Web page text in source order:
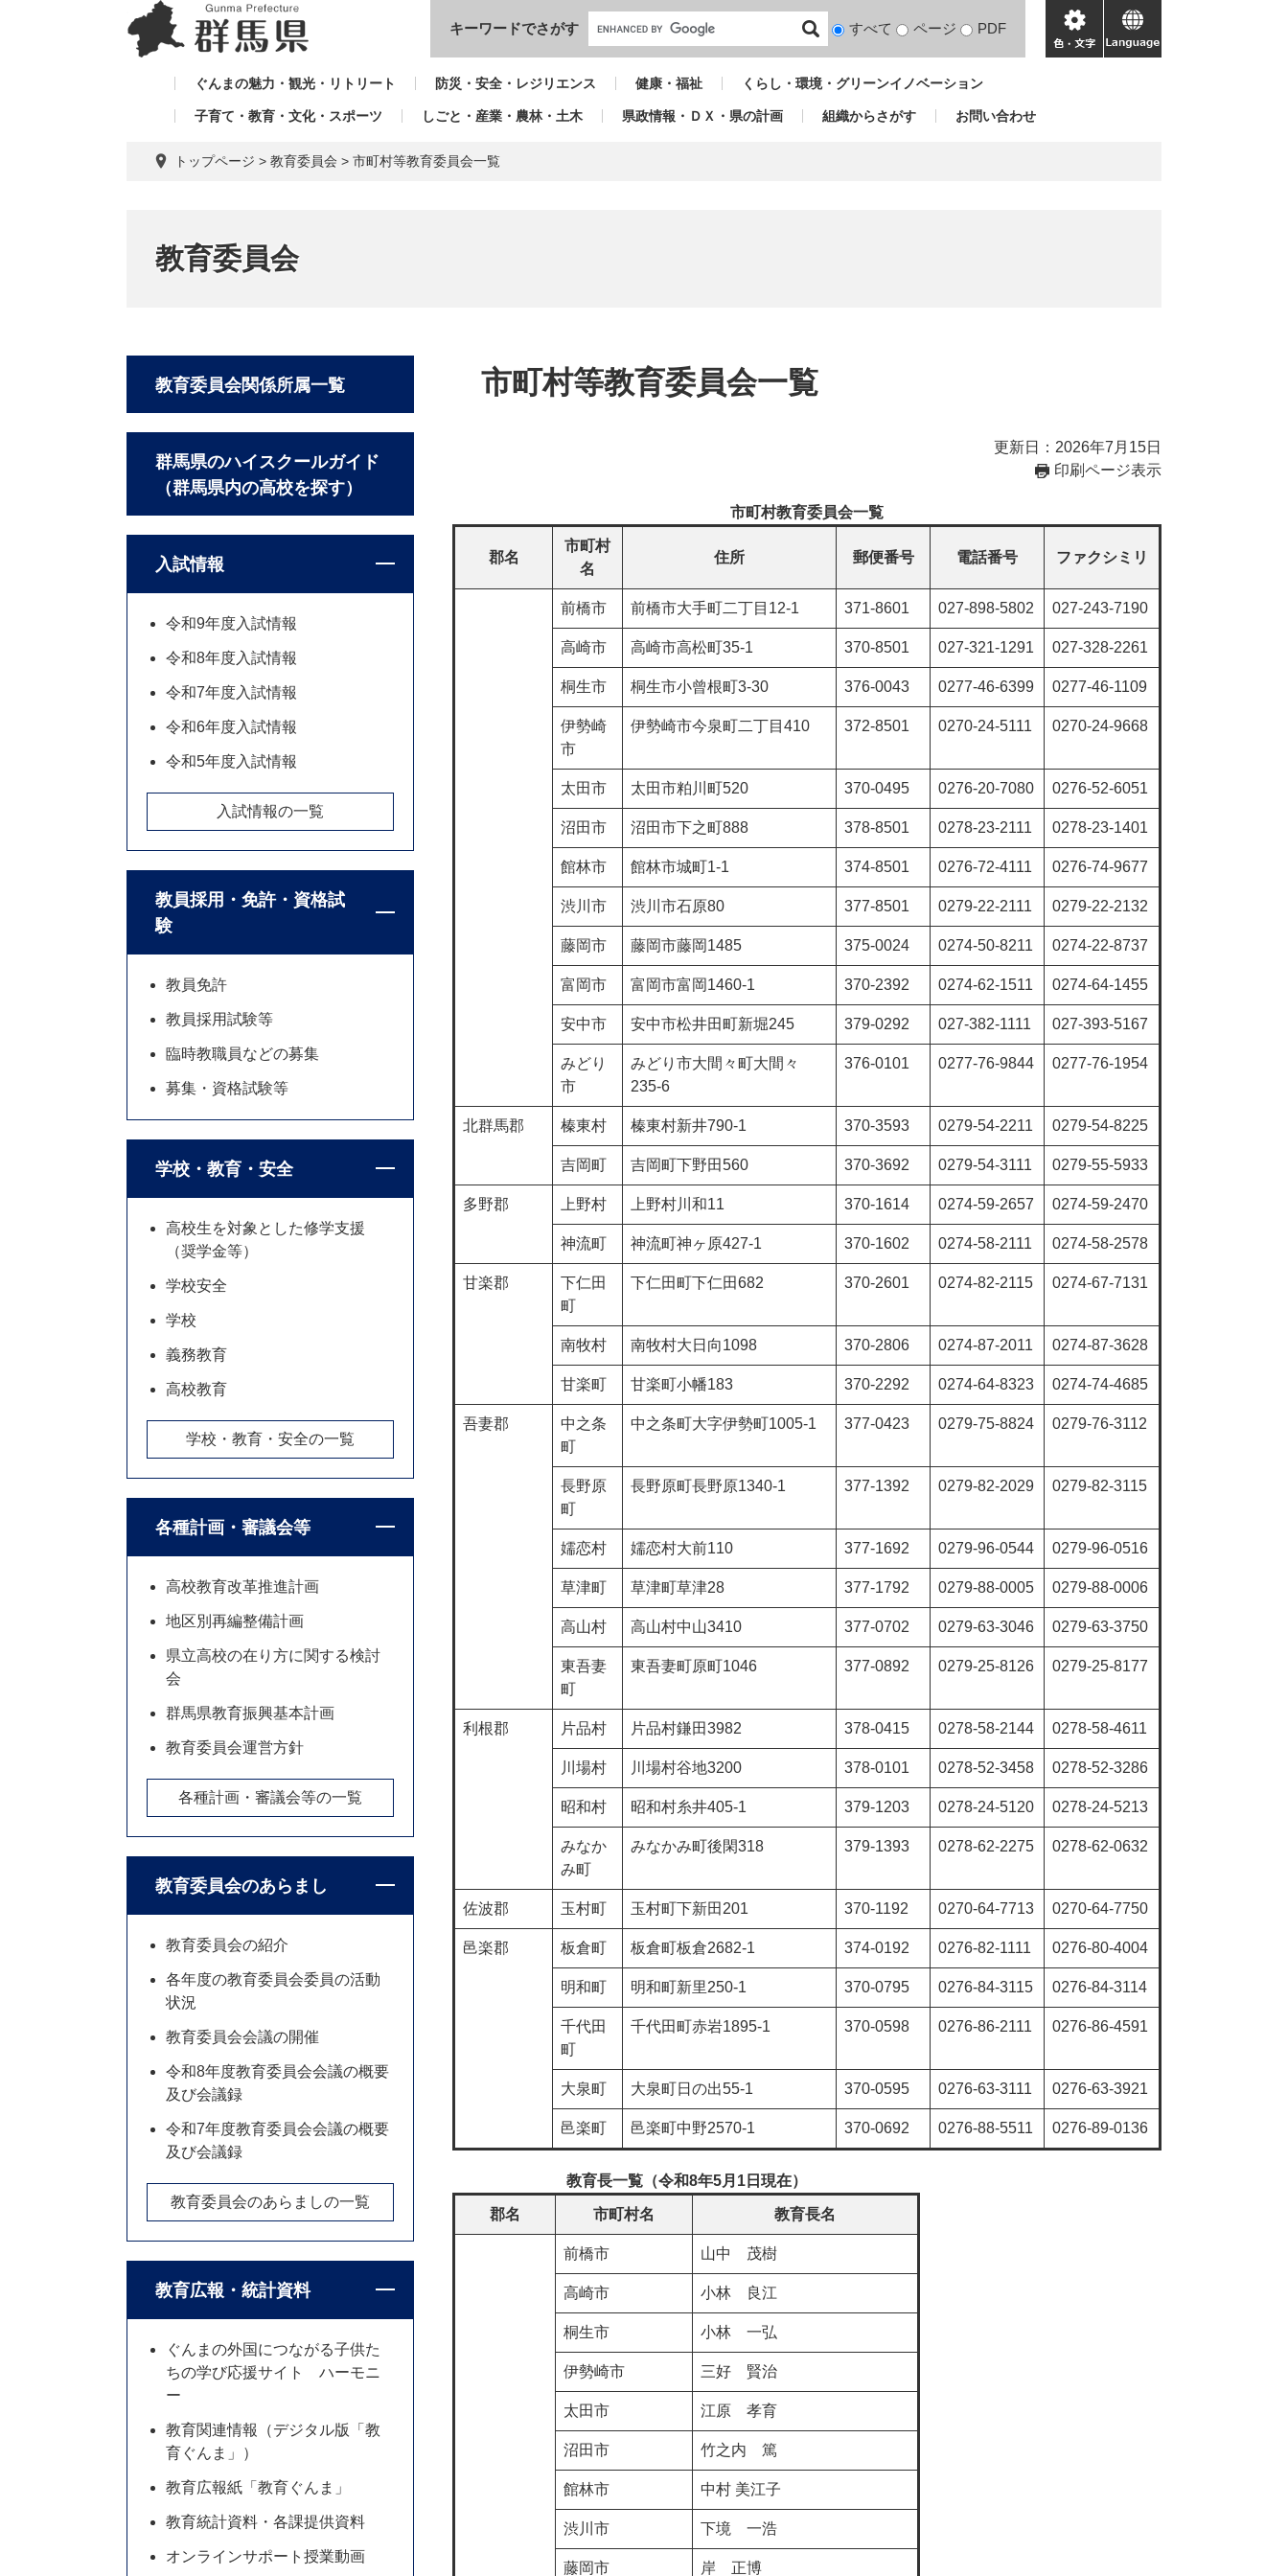
本文へ
キーワードでさがす
検
対
すべて ページ PDF
色・
文
language
ぐんまの魅力・観光・リトリート 防災・安全・レジリエンス 健康・福祉 くらし・環境・グリーンイノベーション
子育て・教育・文化・スポーツ しごと・産業・農林・土木 県政情報・ＤＸ・県の計画 組織からさがす お問い合わせ
トップページ > 教育委員会 > 市町村等教育委員会一覧
教育委員会
市町村等教育委員会一覧
更新日：2026年7月15日
印刷ページ表示
市町村教育委員会一覧
郡名
市町村
名
住所 郵便番号 電話番号 ファクシミリ
前橋市 前橋市大手町二丁目12-1 371-8601 027-898-5802 027-243-7190
高崎市 高崎市高松町35-1 370-8501 027-321-1291 027-328-2261
桐生市 桐生市小曾根町3-30 376-0043 0277-46-6399 0277-46-1109
伊勢崎
市
伊勢崎市今泉町二丁目410 372-8501 0270-24-5111 0270-24-9668
太田市 太田市粕川町520 370-0495 0276-20-7080 0276-52-6051
沼田市 沼田市下之町888 378-8501 0278-23-2111 0278-23-1401
館林市 館林市城町1-1 374-8501 0276-72-4111 0276-74-9677
渋川市 渋川市石原80 377-8501 0279-22-2111 0279-22-2132
藤岡市 藤岡市藤岡1485 375-0024 0274-50-8211 0274-22-8737
富岡市 富岡市富岡1460-1 370-2392 0274-62-1511 0274-64-1455
安中市 安中市松井田町新堀245 379-0292 027-382-1111 027-393-5167
みどり
市
みどり市大間々町大間々
235-6
376-0101 0277-76-9844 0277-76-1954
北群馬郡 榛東村 榛東村新井790-1 370-3593 0279-54-2211 0279-54-8225
吉岡町 吉岡町下野田560 370-3692 0279-54-3111 0279-55-5933
多野郡 上野村 上野村川和11 370-1614 0274-59-2657 0274-59-2470
神流町 神流町神ヶ原427-1 370-1602 0274-58-2111 0274-58-2578
甘楽郡
下仁田
町
下仁田町下仁田682 370-2601 0274-82-2115 0274-67-7131
南牧村 南牧村大日向1098 370-2806 0274-87-2011 0274-87-3628
甘楽町 甘楽町小幡183 370-2292 0274-64-8323 0274-74-4685
吾妻郡
中之条
町
中之条町大字伊勢町1005-1 377-0423 0279-75-8824 0279-76-3112
長野原
町
長野原町長野原1340-1 377-1392 0279-82-2029 0279-82-3115
嬬恋村 嬬恋村大前110 377-1692 0279-96-0544 0279-96-0516
草津町 草津町草津28 377-1792 0279-88-0005 0279-88-0006
高山村 高山村中山3410 377-0702 0279-63-3046 0279-63-3750
東吾妻
町
東吾妻町原町1046 377-0892 0279-25-8126 0279-25-8177
利根郡 片品村 片品村鎌田3982 378-0415 0278-58-2144 0278-58-4611
川場村 川場村谷地3200 378-0101 0278-52-3458 0278-52-3286
昭和村 昭和村糸井405-1 379-1203 0278-24-5120 0278-24-5213
みなか
み町
みなかみ町後閑318 379-1393 0278-62-2275 0278-62-0632
佐波郡 玉村町 玉村町下新田201 370-1192 0270-64-7713 0270-64-7750
邑楽郡 板倉町 板倉町板倉2682-1 374-0192 0276-82-1111 0276-80-4004
明和町 明和町新里250-1 370-0795 0276-84-3115 0276-84-3114
千代田
町
千代田町赤岩1895-1 370-0598 0276-86-2111 0276-86-4591
大泉町 大泉町日の出55-1 370-0595 0276-63-3111 0276-63-3921
邑楽町 邑楽町中野2570-1 370-0692 0276-88-5511 0276-89-0136
教育長一覧（令和8年5月1日現在）
郡名 市町村名 教育長名
前橋市 山中 茂樹
高崎市 小林 良江
桐生市 小林 一弘
伊勢崎市 三好 賢治
太田市 江原 孝育
沼田市 竹之内 篤
館林市 中村 美江子
渋川市 下境 一浩
藤岡市 岸 正博
教育委員会関係所属一覧
群馬県のハイスクールガイド
（群馬県内の高校を探す）
入試情報
令和9年度入試情報
令和8年度入試情報
令和7年度入試情報
令和6年度入試情報
令和5年度入試情報
入試情報の一覧
教員採用・免許・資格試
験
教員免許
教員採用試験等
臨時教職員などの募集
募集・資格試験等
学校・教育・安全
高校生を対象とした修学支援
（奨学金等）
学校安全
学校
義務教育
高校教育
学校・教育・安全の一覧
各種計画・審議会等
高校教育改革推進計画
地区別再編整備計画
県立高校の在り方に関する検討
会
群馬県教育振興基本計画
教育委員会運営方針
各種計画・審議会等の一覧
教育委員会のあらまし
教育委員会の紹介
各年度の教育委員会委員の活動
状況
教育委員会会議の開催
令和8年度教育委員会会議の概要
及び会議録
令和7年度教育委員会会議の概要
及び会議録
教育委員会のあらましの一覧
教育広報・統計資料
ぐんまの外国につながる子供た
ちの学び応援サイト ハーモニ
ー
教育関連情報（デジタル版「教
育ぐんま」）
教育広報紙「教育ぐんま」
教育統計資料・各課提供資料
オンラインサポート授業動画